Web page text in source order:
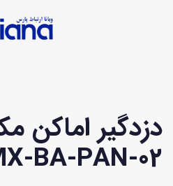
دزدگیر اماکن
BA-PAN-02